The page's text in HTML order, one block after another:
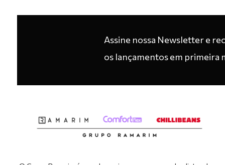
Assine nossa Newsletter e
os lançamentos em primeira